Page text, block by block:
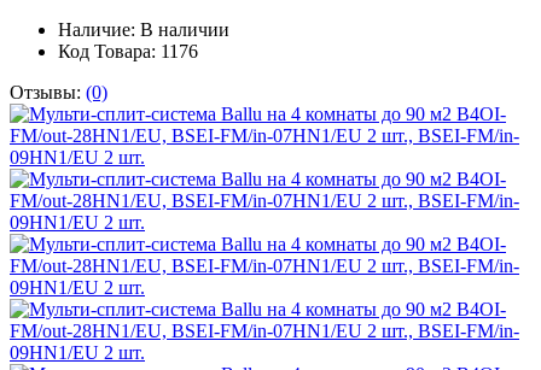
Наличие: В наличии
Код Товара: 1176
Отзывы: (0)